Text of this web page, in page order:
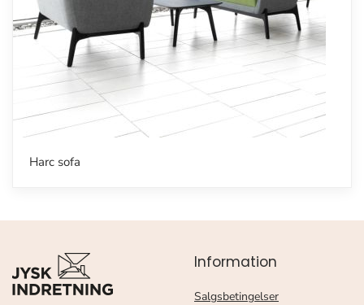
Harc sofa
Information
Salgsbetingelser